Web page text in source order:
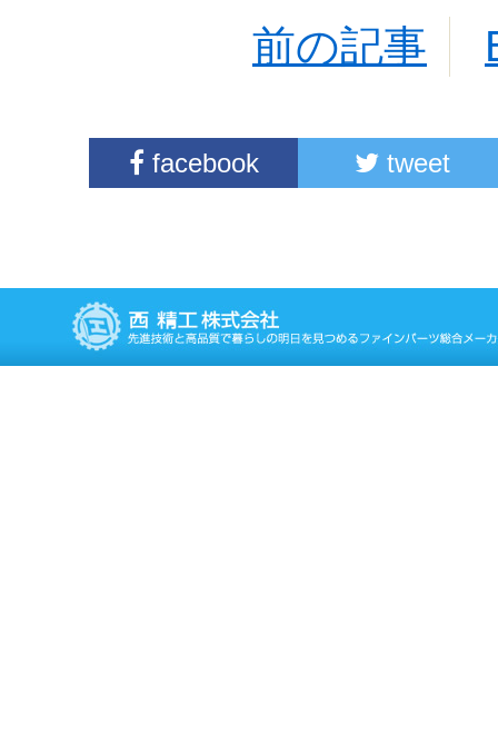
前の記事
facebook tweet